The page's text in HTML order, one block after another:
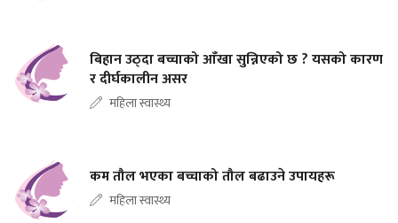
बिहान उठ्दा बच्चाको आँखा सुन्निएको छ ? यसको कारण
र दीर्घकालीन असर
महिला स्वास्थ्य
कम तौल भएका बच्चाको तौल बढाउने उपायहरू
महिला स्वास्थ्य